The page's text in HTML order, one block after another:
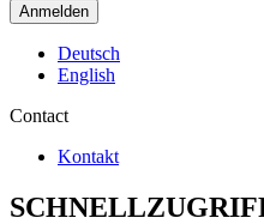
Anmelden
Deutsch
English
Contact
Kontakt